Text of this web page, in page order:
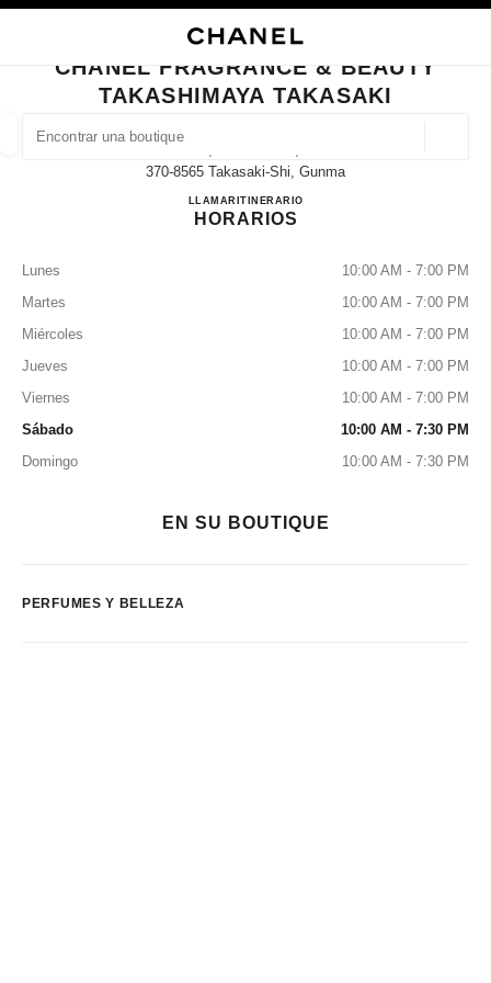
boutiques
ALTA JOYERÍAJOYERÍA RELOJERÍA GAFAS PERFUMES
BUSCAR UNA BOUTIQUE
las sugerencias se muestran debajo de esta barra de búsqueda
0 Sugerencias disponibles
CERRAR TARJETA DE BOUTIQUE CHANEL FRAGRANCE & BEAUTY
CHANEL FRAGRANCE & BEAUTY
TAKASHIMAYA TAKASAKI
370-8565 Takasaki-Shi, Gunma
LLAMAR027-330-3917
ITINERARIOCHANEL FRAGRANCE &
HORARIOS
Lunes
10:00 AM - 7:00 PM
Martes
10:00 AM - 7:00 PM
Miércoles
10:00 AM - 7:00 PM
Jueves
10:00 AM - 7:00 PM
Viernes
10:00 AM - 7:00 PM
Sábado
10:00 AM - 7:30 PM
Domingo
10:00 AM - 7:30 PM
EN SU BOUTIQUE
PERFUMES Y BELLEZA
RELOJERÍA Y JOYERÍA